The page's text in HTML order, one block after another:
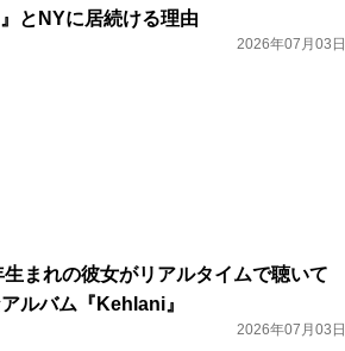
とNYに居続ける理由
2026年07月03日
まれの彼女がリアルタイムで聴いて
ルバム『Kehlani』
2026年07月03日